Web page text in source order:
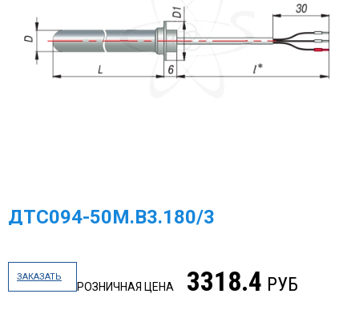
ДТС094-50М.В3.180/3
ЗАКАЗАТЬ
РОЗНИЧНАЯ ЦЕНА 3318.4 РУБ